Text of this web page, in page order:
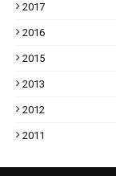
2017
2016
2015
2013
2012
2011